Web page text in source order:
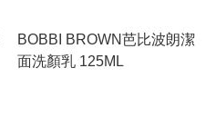
BOBBI BROWN芭比波朗潔
面洗顏乳 125ML